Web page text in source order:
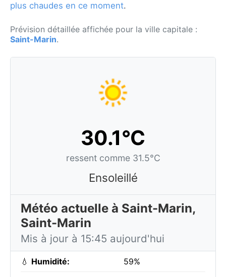
plus chaudes en ce moment.
Prévision détaillée affichée pour la ville capitale :
Saint-Marin.
30.1°C
ressent comme 31.5°C
Ensoleillé
Météo actuelle à Saint-Marin,
Saint-Marin
Mis à jour à 15:45 aujourd'hui
💧 Humidité: 59%